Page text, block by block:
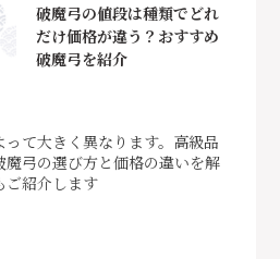
破魔弓の値段は種類でどれ
だけ価格が違う？おすすめ
破魔弓を紹介
て大きく異なります。高級品
弓の選び方と価格の違いを解
ご紹介します